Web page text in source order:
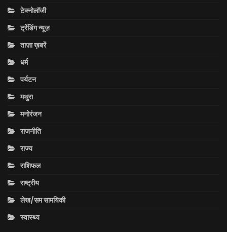
टेक्नोलॉजी
ट्रेंडिंग न्यूज़
ताज़ा ख़बरें
धर्म
पर्यटन
मथुरा
मनोरंजन
राजनीति
राज्य
राशिफल
राष्ट्रीय
लेख/सम सामयिकी
स्वास्थ्य